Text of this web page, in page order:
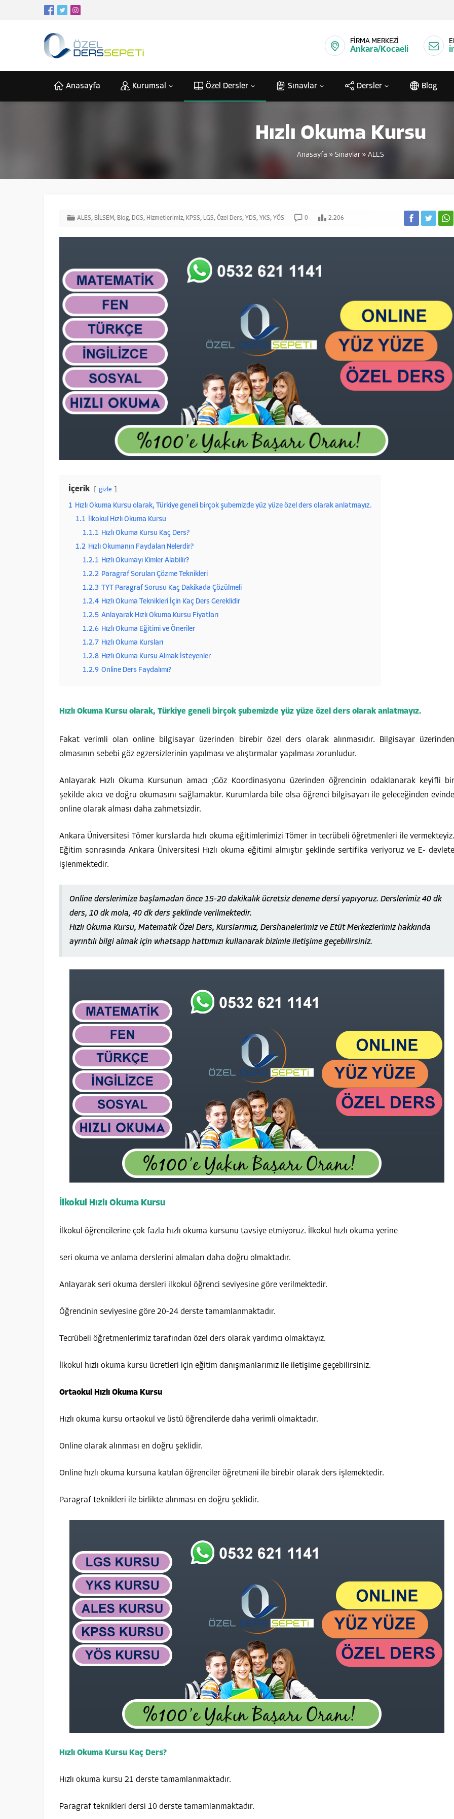
FİRMA MERKEZİ
Ankara/Kocaeli
Anasayfa Kurumsal Özel Dersler Sınavlar Dersler Blog
Hızlı Okuma Kursu
Anasayfa » Sınavlar » ALES
ALES, BİLSEM, Blog, DGS, Hizmetlerimiz, KPSS, LGS, Özel Ders, YDS, YKS, YÖS 0 2.206
İçerik gizle
1 Hızlı Okuma Kursu olarak, Türkiye geneli birçok şubemizde yüz yüze özel ders olarak anlatmayız.
1.1
İlkokul Hızlı Okuma Kursu
1.1.1 Hızlı Okuma Kursu Kaç Ders?
1.2 Hızlı Okumanın Faydaları Nelerdir?
1.2.1 Hızlı Okumayı Kimler Alabilir?
1.2.2 Paragraf Soruları Çözme Teknikleri
1.2.3 TYT Paragraf Sorusu Kaç Dakikada Çözülmeli
1.2.4 Hızlı Okuma Teknikleri İçin Kaç Ders Gereklidir
1.2.5 Anlayarak Hızlı Okuma Kursu Fiyatları
1.2.6 Hızlı Okuma Eğitimi ve Öneriler
1.2.7 Hızlı Okuma Kursları
1.2.8 Hızlı Okuma Kursu Almak İsteyenler
1.2.9 Online Ders Faydalımı?
Hızlı Okuma Kursu olarak, Türkiye geneli birçok şubemizde yüz yüze özel ders olarak anlatmayız.
Fakat verimli olan online bilgisayar üzerinden birebir özel ders olarak alınmasıdır. Bilgisayar üzerinden
olmasının sebebi göz egzersizlerinin yapılması ve alıştırmalar yapılması zorunludur.
Anlayarak Hızlı Okuma Kursunun amacı ;Göz Koordinasyonu üzerinden öğrencinin odaklanarak keyifli bir
şekilde akıcı ve doğru okumasını sağlamaktır. Kurumlarda bile olsa öğrenci bilgisayarı ile geleceğinden evinde
online olarak alması daha zahmetsizdir.
Ankara Üniversitesi Tömer kurslarda hızlı okuma eğitimlerimizi Tömer in tecrübeli öğretmenleri ile vermekteyiz.
Eğitim sonrasında Ankara Üniversitesi Hızlı okuma eğitimi almıştır şeklinde sertifika veriyoruz ve E- devlete
işlenmektedir.
Online derslerimize başlamadan önce 15-20 dakikalık ücretsiz deneme dersi yapıyoruz. Derslerimiz 40 dk
ders, 10 dk mola, 40 dk ders şeklinde verilmektedir.
Hızlı Okuma Kursu, Matematik Özel Ders, Kurslarımız, Dershanelerimiz ve Etüt Merkezlerimiz hakkında
ayrıntılı bilgi almak için whatsapp hattımızı kullanarak bizimle iletişime geçebilirsiniz.
İlkokul Hızlı Okuma Kursu
İlkokul öğrencilerine çok fazla hızlı okuma kursunu tavsiye etmiyoruz. İlkokul hızlı okuma yerine
seri okuma ve anlama derslerini almaları daha doğru olmaktadır.
Anlayarak seri okuma dersleri ilkokul öğrenci seviyesine göre verilmektedir.
Öğrencinin seviyesine göre 20-24 derste tamamlanmaktadır.
Tecrübeli öğretmenlerimiz tarafından özel ders olarak yardımcı olmaktayız.
İlkokul hızlı okuma kursu ücretleri için eğitim danışmanlarımız ile iletişime geçebilirsiniz.
Ortaokul Hızlı Okuma Kursu
Hızlı okuma kursu ortaokul ve üstü öğrencilerde daha verimli olmaktadır.
Online olarak alınması en doğru şeklidir.
Online hızlı okuma kursuna katılan öğrenciler öğretmeni ile birebir olarak ders işlemektedir.
Paragraf teknikleri ile birlikte alınması en doğru şeklidir.
Hızlı Okuma Kursu Kaç Ders?
Hızlı okuma kursu 21 derste tamamlanmaktadır.
Paragraf teknikleri dersi 10 derste tamamlanmaktadır.
ALES
ÜRÜNLERİ İNCELE